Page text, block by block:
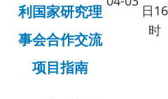
利国家研究理
事会合作交流
项目指南
日16
时